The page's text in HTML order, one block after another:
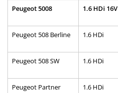
Peugeot 5008
1.6 HDi 16V
Peugeot 508 Berline
1.6 HDi
Peugeot 508 SW
1.6 HDi
Peugeot Partner
1.6 HDi